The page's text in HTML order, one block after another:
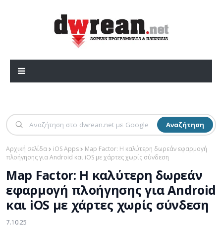
Αναζήτηση
Αρχική σελίδα iOS Apps
Map Factor: Η καλύτερη δωρεάν εφαρμογή
πλοήγησης για Android και iOS με χάρτες χωρίς σύνδεση
Map Factor: Η καλύτερη δωρεάν
εφαρμογή πλοήγησης για Android
και iOS με χάρτες χωρίς σύνδεση
7.10.25